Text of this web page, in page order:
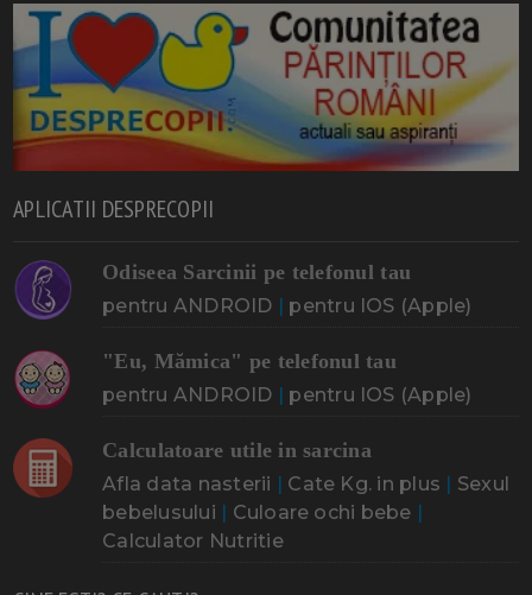
APLICATII DESPRECOPII
Odiseea Sarcinii pe telefonul tau
pentru ANDROID | pentru IOS (Apple)
"Eu, Mămica" pe telefonul tau
pentru ANDROID | pentru IOS (Apple)
Calculatoare utile in sarcina
Afla data nasterii | Cate Kg. in plus | Sexul
bebelusului | Culoare ochi bebe |
Calculator Nutritie